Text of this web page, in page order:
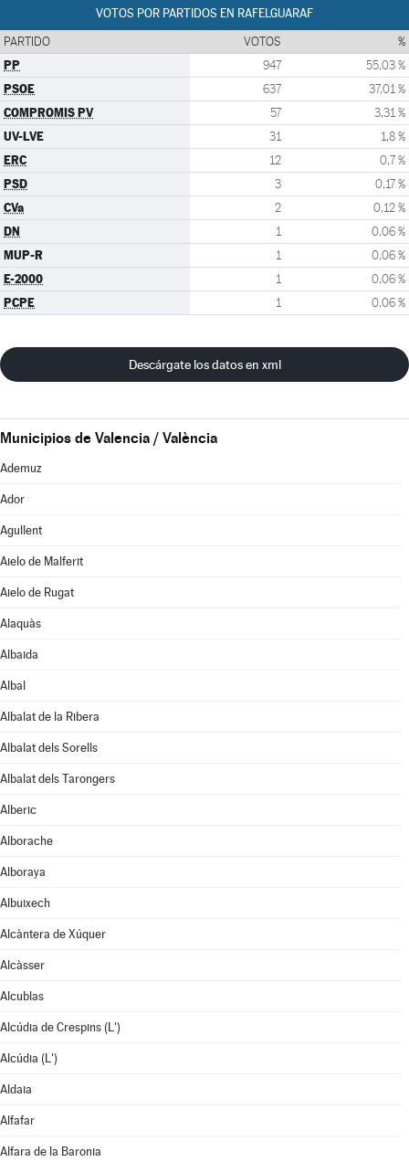
VOTOS POR PARTIDOS EN RAFELGUARAF
PARTIDO VOTOS %
PP 947 55,03 %
PSOE 637 37,01 %
COMPROMIS PV 57 3,31 %
UV-LVE 31 1,8 %
ERC 12 0,7 %
PSD 3 0,17 %
CVa 2 0,12 %
DN 1 0,06 %
MUP-R 1 0,06 %
E-2000 1 0,06 %
PCPE 1 0,06 %
Descárgate los datos en xml
Municipios de Valencia / València
Ademuz
Ador
Agullent
Aielo de Malferit
Aielo de Rugat
Alaquàs
Albaida
Albal
Albalat de la Ribera
Albalat dels Sorells
Albalat dels Tarongers
Alberic
Alborache
Alboraya
Albuixech
Alcàntera de Xúquer
Alcàsser
Alcublas
Alcúdia de Crespins (L')
Alcúdia (L')
Aldaia
Alfafar
Alfara de la Baronia